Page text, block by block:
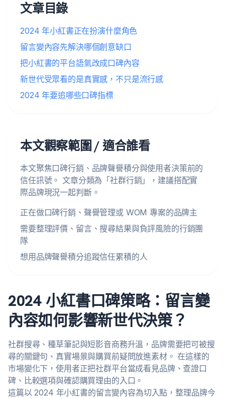
文章目錄
2024 年小紅書正在扮演什麼角色
留言變內容先解決哪個創意缺口
把小紅書的平台語氣改成口碑內容
新世代受眾看的是真實感，不只是流行感
2024 年要追哪些口碑指標
本文觀察範圍 / 適合誰看
本文聚焦口碑行銷、品牌聲譽積分與使用者決策前的
信任訊號。 文章分類為「社群行銷」，建議搭配實
際品牌現況一起判斷。
正在做口碑行銷、聲譽管理或 WOM 專案的品牌主
需要整理評價、留言、搜尋結果與負評風險的行銷團
隊
想用品牌聲譽積分追蹤信任累積的人
2024 小紅書口碑策略：留言變
內容如何影響新世代決策？
社群搜尋、種草筆記與短影音商務升溫，品牌需要把可被搜
尋的關鍵句、真實場景與購買前疑問放進素材。 在這樣的
市場變化下，使用者正把社群平台當成看見品牌、查證口
碑、比較選項與確認購買理由的入口。
這篇以 2024 年小紅書的留言變內容為切入點，整理品牌今